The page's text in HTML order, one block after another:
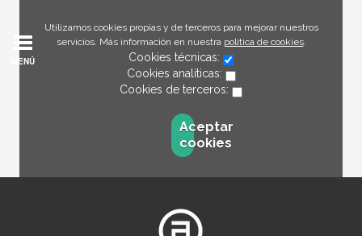
Utilizamos cookies propias y de terceros para mejorar nuestros
servicios. Más información en nuestra política de cookies.
Cookies técnicas:
Cookies analíticas:
Cookies de terceros:
Aceptar
cookies
MENÚ